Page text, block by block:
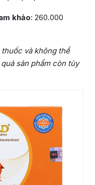
khảo: 260.000
thuốc và không thể
sản phẩm còn tùy